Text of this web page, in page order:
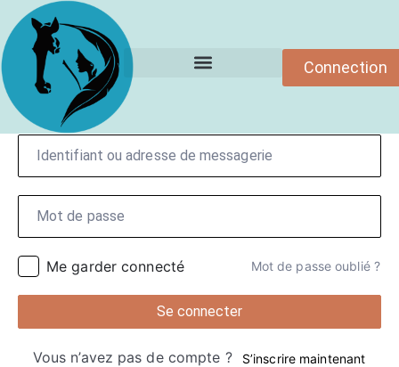
Connection
Bonjour!
Me garder connecté Mot de passe oublié ?
Se connecter
Vous n’avez pas de compte ? S’inscrire maintenant